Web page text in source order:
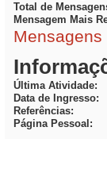
Total de
Mensagem Mais
Última Atividade
Data de Ingresso
Referências
Página Pessoal